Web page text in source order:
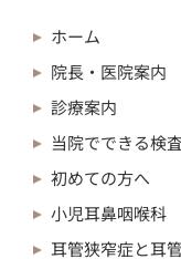
ホーム
院長・医院案内
診療案内
当院でできる検
初めての方へ
小児耳鼻咽喉科
耳管狭窄症と耳